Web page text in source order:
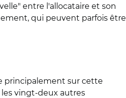
entre l'allocataire et son
qui peuvent parfois être
principalement sur cette
les vingt-deux autres